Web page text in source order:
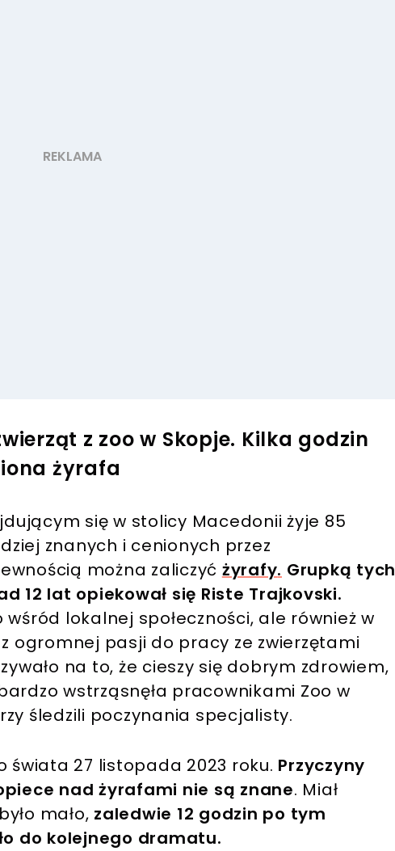
z zoo w Skopje. Kilka godzin
żyrafa
się w stolicy Macedonii żyje 85
znanych i cenionych przez
można zaliczyć żyrafy. Grupką tych
12 lat opiekował się Riste Trajkovski.
wśród lokalnej społeczności, ale również w
ogromnej pasji do pracy ze zwierzętami
na to, że cieszy się dobrym zdrowiem,
wstrząsnęła pracownikami Zoo w
śledzili poczynania specjalisty.
świata 27 listopada 2023 roku. Przyczyny
nad żyrafami nie są znane. Miał
mało, zaledwie 12 godzin po tym
do kolejnego dramatu.